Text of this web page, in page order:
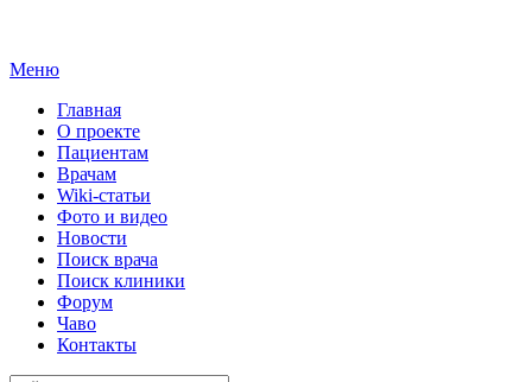
Меню
Главная
О проекте
Пациентам
Врачам
Wiki-статьи
Фото и видео
Новости
Поиск врача
Поиск клиники
Форум
Чаво
Контакты